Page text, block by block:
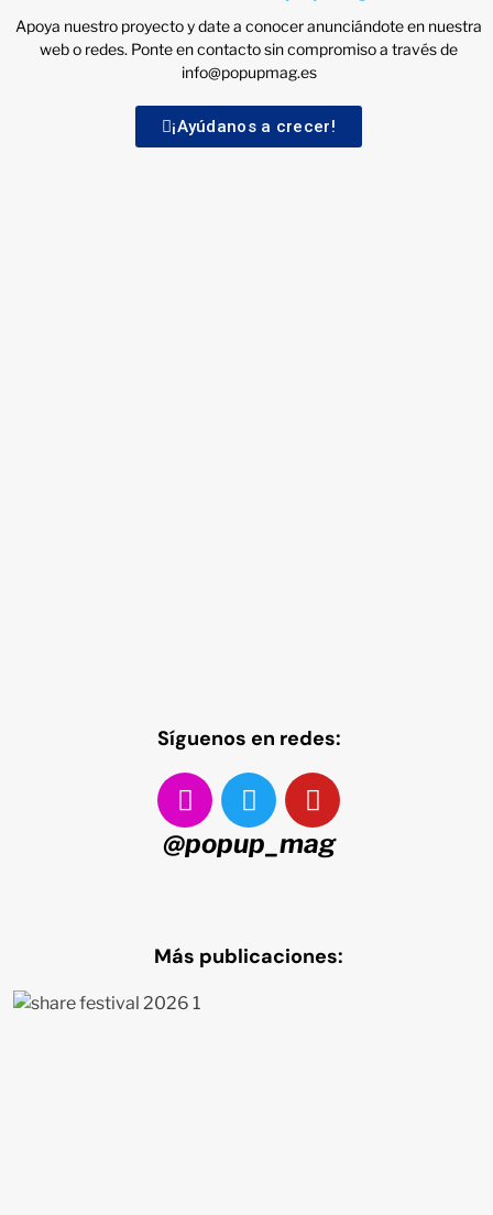
Apoya nuestro proyecto y date a conocer anunciándote en nuestra
web o redes. Ponte en contacto sin compromiso a través de
info@popupmag.es
¡Ayúdanos a crecer!
Síguenos en redes:
@popup_mag
Más publicaciones: